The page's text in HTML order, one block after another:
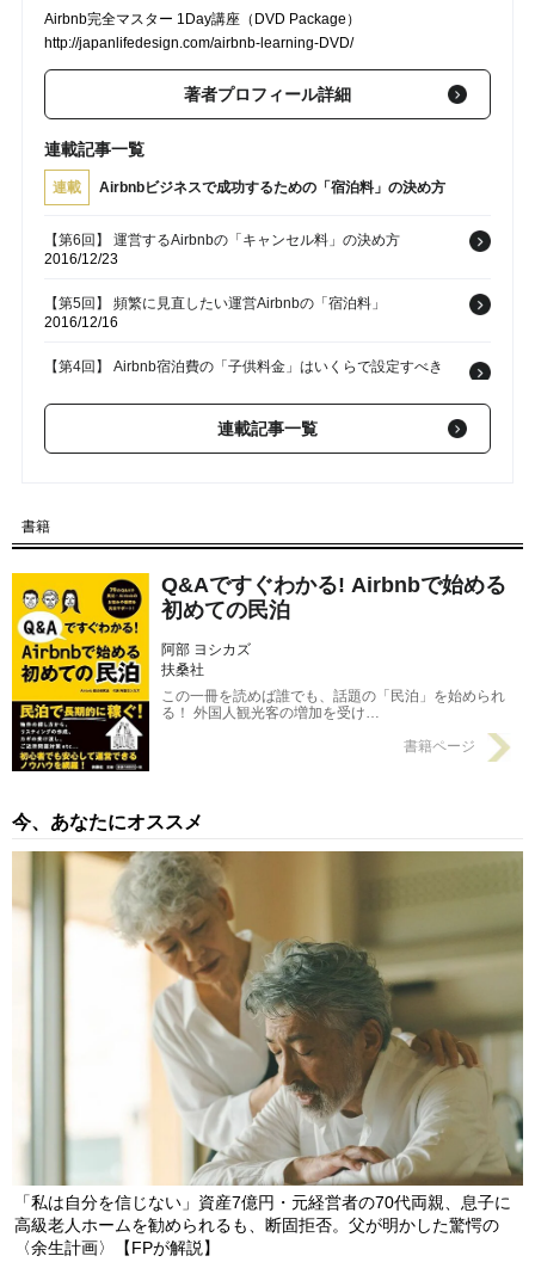
Airbnb完全マスター 1Day講座（DVD Package）
http://japanlifedesign.com/airbnb-learning-DVD/
著者プロフィール詳細
連載記事一覧
連載 Airbnbビジネスで成功するための「宿泊料」の決め方
【第6回】 運営するAirbnbの「キャンセル料」の決め方
2016/12/23
【第5回】 頻繁に見直したい運営Airbnbの「宿泊料」
2016/12/16
【第4回】 Airbnb宿泊費の「子供料金」はいくらで設定すべき
【第3回】 宿泊費とは分けて設定したい運営Airbnbの「清掃
のか？
連載記事一覧
書籍
Q&Aですぐわかる! Airbnbで始める
初めての民泊
阿部 ヨシカズ
扶桑社
この一冊を読めば誰でも、話題の「民泊」を始められ
る！ 外国人観光客の増加を受け…
書籍ページ
今、あなたにオススメ
「私は自分を信じない」資産7億円・元経営者の70代両親、息子に
高級老人ホームを勧められるも、断固拒否。父が明かした驚愕の
〈余生計画〉【FPが解説】